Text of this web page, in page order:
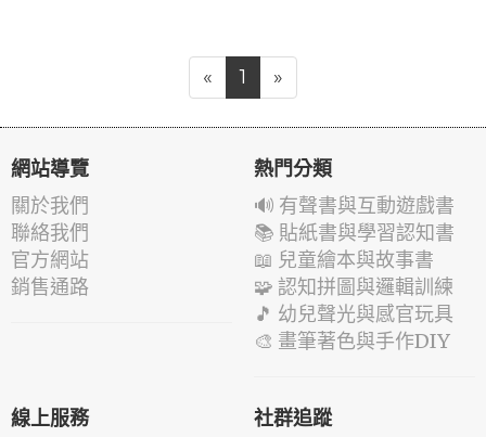
« 1 »
網站導覽
關於我們
聯絡我們
官方網站
銷售通路
熱門分類
🔊 有聲書與互動遊戲書
📚 貼紙書與學習認知書
📖 兒童繪本與故事書
🧩 認知拼圖與邏輯訓練
🎵 幼兒聲光與感官玩具
🎨 畫筆著色與手作DIY
線上服務 社群追蹤